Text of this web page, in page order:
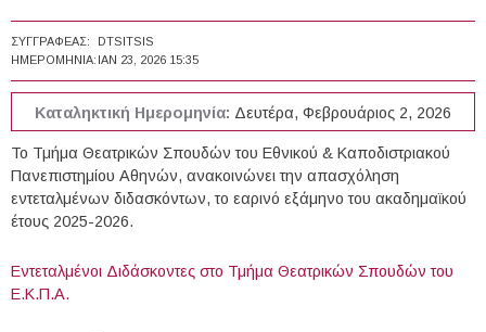
ΣΥΓΓΡΑΦΈΑΣ:
DTSITSIS
ΗΜΕΡΟΜΗΝΊΑ: ΙΑΝ 23, 2026 15:35
Καταληκτική Ημερομηνία: Δευτέρα, Φεβρουάριος 2, 2026
Το Τμήμα Θεατρικών Σπουδών του Εθνικού & Καποδιστριακού
Πανεπιστημίου Αθηνών, ανακοινώνει την απασχόληση
εντεταλμένων διδασκόντων, το εαρινό εξάμηνο του ακαδημαϊκού
έτους 2025-2026.
Εντεταλμένοι Διδάσκοντες στο Τμήμα Θεατρικών Σπουδών του
Ε.Κ.Π.Α.